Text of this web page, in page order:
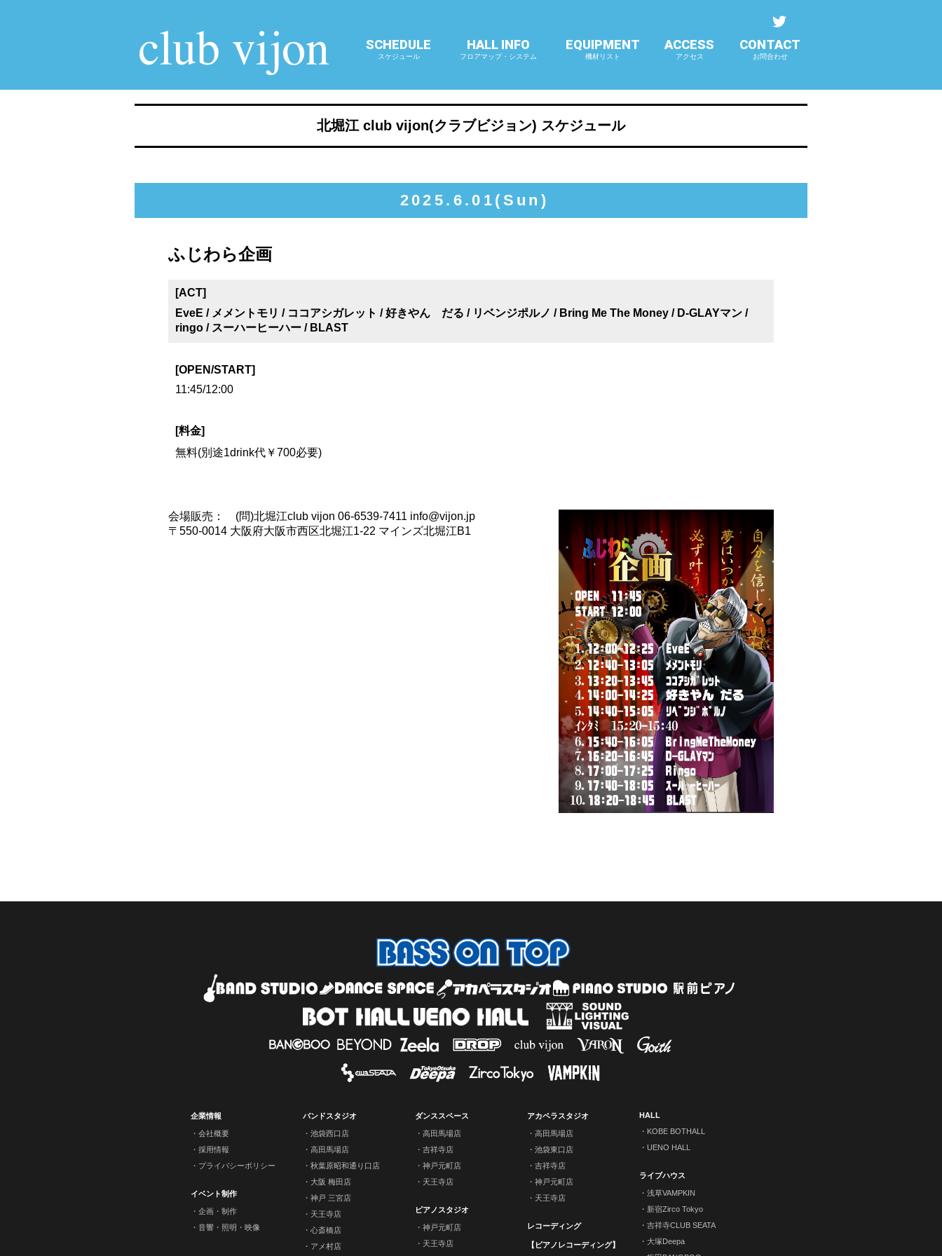
SCHEDULE
スケジュール
HALL INFO
フロアマップ・システム
EQUIPMENT
機材リスト
ACCESS
アクセス
CONTACT
お問合わせ
北堀江 club vijon(クラブビジョン) スケジュール
2025.6.01(Sun)
ふじわら企画
[ACT]
EveE / メメントモリ / ココアシガレット / 好きやん だる / リベンジポルノ / Bring Me The Money / D-GLAYマン /
ringo / スーハーヒーハー / BLAST
[OPEN/START]
11:45/12:00
[料金]
無料(別途1drink代￥700必要)
会場販売： (問)北堀江club vijon 06-6539-7411 info@vijon.jp
〒550-0014 大阪府大阪市西区北堀江1-22 マインズ北堀江B1
企業情報
会社概要
採用情報
プライバシーポリシー
イベント制作
企画・制作
音響・照明・映像
バンドスタジオ
池袋西口店
高田馬場店
秋葉原昭和通り口店
大阪 梅田店
神戸 三宮店
天王寺店
心斎橋店
アメ村店
ダンススペース
高田馬場店
吉祥寺店
神戸元町店
天王寺店
ピアノスタジオ
神戸元町店
天王寺店
アカペラスタジオ
高田馬場店
池袋東口店
吉祥寺店
神戸元町店
天王寺店
レコーディング
【ピアノレコーディング】
HALL
KOBE BOTHALL
UENO HALL
ライブハウス
浅草VAMPKIN
新宿Zirco Tokyo
吉祥寺CLUB SEATA
大塚Deepa